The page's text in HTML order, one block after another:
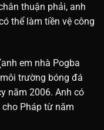
thuận phải, anh
thể làm tiền vệ công
em nhà Pogba
trường bóng đá
năm 2006. Anh có
Pháp từ năm